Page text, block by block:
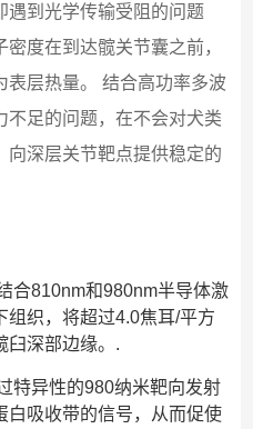
遇到光学传输受阻的问题
度在到达髋关节囊之前，
表层热量。 结合高功率多波
不足的问题，在不会对犬类
向深层关节靶点提供稳定的
合810nm和980nm半导体激
组织，将超过4.0焦耳/平方
臼深部边缘。.
特异性的980纳米靶向发射
白吸收带的信号，从而促使